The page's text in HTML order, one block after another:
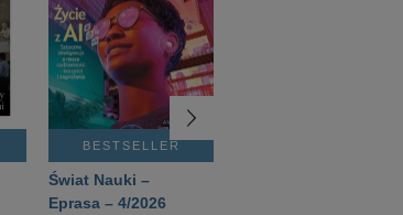
BESTSELLER
Świat Nauki –
Eprasa – 4/2026